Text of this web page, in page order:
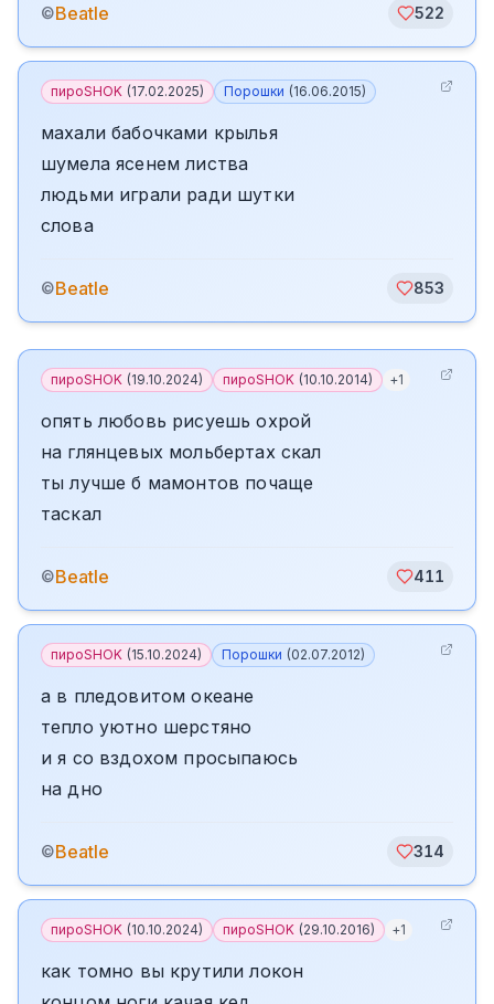
©Beatle 522
пироSHOK (17.02.2025) Порошки (16.06.2015)
махали бабочками крылья
шумела ясенем листва
людьми играли ради шутки
слова
©Beatle 853
пироSHOK (19.10.2024) пироSHOK (10.10.2014) +1
опять любовь рисуешь охрой
на глянцевых мольбертах скал
ты лучше б мамонтов почаще
таскал
©Beatle 411
пироSHOK (15.10.2024) Порошки (02.07.2012)
а в пледовитом океане
тепло уютно шерстяно
и я со вздохом просыпаюсь
на дно
©Beatle 314
пироSHOK (10.10.2024) пироSHOK (29.10.2016) +1
как томно вы крутили локон